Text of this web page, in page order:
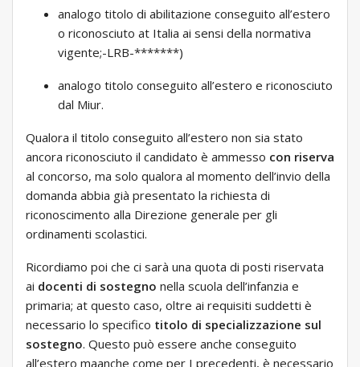
analogo titolo di abilitazione conseguito all’estero
o riconosciuto at Italia ai sensi della normativa
vigente;-LRB-*******)
analogo titolo conseguito all’estero e riconosciuto
dal Miur.
Qualora il titolo conseguito all’estero non sia stato
ancora riconosciuto il candidato è ammesso con riserva
al concorso, ma solo qualora al momento dell’invio della
domanda abbia già presentato la richiesta di
riconoscimento alla Direzione generale per gli
ordinamenti scolastici.
Ricordiamo poi che ci sarà una quota di posti riservata
ai docenti di sostegno nella scuola dell’infanzia e
primaria; at questo caso, oltre ai requisiti suddetti è
necessario lo specifico titolo di specializzazione sul
sostegno. Questo può essere anche conseguito
all’estero maanche come per I precedenti, è necessario